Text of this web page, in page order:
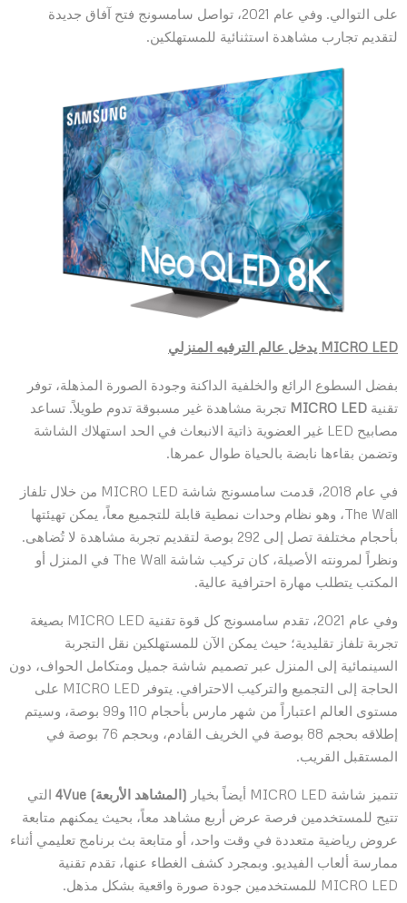
على التوالي. وفي عام 2021، تواصل سامسونج فتح آفاق جديدة
لتقديم تجارب مشاهدة استثنائية للمستهلكين.
MICRO LED يدخل عالم الترفيه المنزلي
بفضل السطوع الرائع والخلفية الداكنة وجودة الصورة المذهلة، توفر
تقنية MICRO LED تجربة مشاهدة غير مسبوقة تدوم طويلاً. تساعد
مصابيح LED غير العضوية ذاتية الانبعاث في الحد استهلاك الشاشة
وتضمن بقاءها نابضة بالحياة طوال عمرها.
في عام 2018، قدمت سامسونج شاشة MICRO LED من خلال تلفاز
The Wall، وهو نظام وحدات نمطية قابلة للتجميع معاً، يمكن تهيئتها
بأحجام مختلفة تصل إلى 292 بوصة لتقديم تجربة مشاهدة لا تُضاهى.
ونظراً لمرونته الأصيلة، كان تركيب شاشة The Wall في المنزل أو
المكتب يتطلب مهارة احترافية عالية.
وفي عام 2021، تقدم سامسونج كل قوة تقنية MICRO LED بصيغة
تجربة تلفاز تقليدية؛ حيث يمكن الآن للمستهلكين نقل التجربة
السينمائية إلى المنزل عبر تصميم شاشة جميل ومتكامل الحواف، دون
الحاجة إلى التجميع والتركيب الاحترافي. يتوفر MICRO LED على
مستوى العالم اعتباراً من شهر مارس بأحجام 110 و99 بوصة، وسيتم
إطلاقه بحجم 88 بوصة في الخريف القادم، وبحجم 76 بوصة في
المستقبل القريب.
تتميز شاشة MICRO LED أيضاً بخيار (المشاهد الأربعة) 4Vue التي
تتيح للمستخدمين فرصة عرض أربع مشاهد معاً، بحيث يمكنهم متابعة
عروض رياضية متعددة في وقت واحد، أو متابعة بث برنامج تعليمي أثناء
ممارسة ألعاب الفيديو. وبمجرد كشف الغطاء عنها، تقدم تقنية
MICRO LED للمستخدمين جودة صورة واقعية بشكل مذهل.